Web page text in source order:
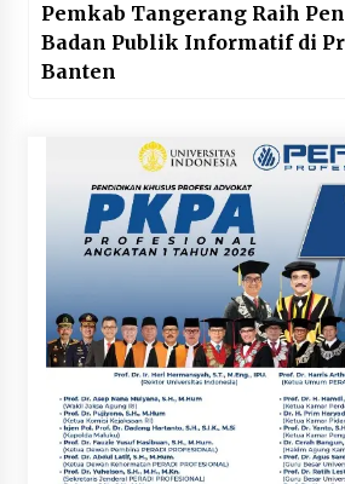
Pemkab Tangerang Raih
Badan Publik Informatif di
Banten